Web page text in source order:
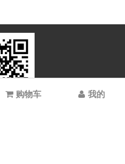
购物车 我的